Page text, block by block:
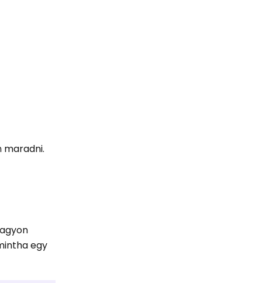
maradni.
egy